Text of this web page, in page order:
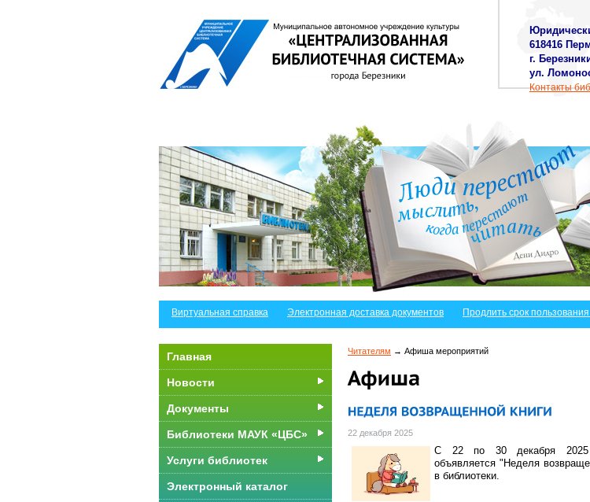
618416
г.
ул.
Контакты
Виртуальная справка Электронная доставка документов Продлить срок пользования
Читателям → Афиша мероприятий
22 декабря 2025
С 22 по 30 декабря 2025
объявляется "Неделя
в библиотеки.
Главная
Новости
Документы
Библиотеки МАУК «ЦБС»
Услуги библиотек
Электронный каталог